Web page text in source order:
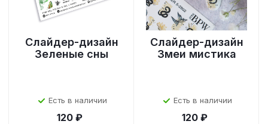
Слайдер-дизайн
Зеленые сны
Есть в наличии
120 ₽
Слайдер-дизайн
Змеи мистика
Есть в наличии
120 ₽